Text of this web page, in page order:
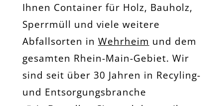
Ihnen Container für Holz, Bauholz,
Sperrmüll und viele weitere
Abfallsorten in Wehrheim und dem
gesamten Rhein-Main-Gebiet. Wir
sind seit über 30 Jahren in Recyling-
und Entsorgungsbranche